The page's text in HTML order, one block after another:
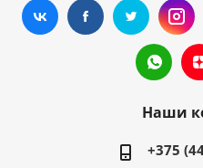
Наши
+375